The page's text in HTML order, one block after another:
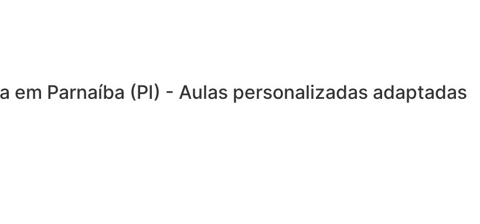
em Parnaíba (PI) - Aulas personalizadas adaptadas